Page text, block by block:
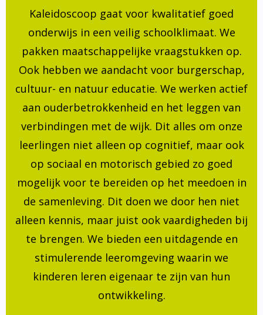
Kaleidoscoop gaat voor kwalitatief goed
onderwijs in een veilig schoolklimaat. We
pakken maatschappelijke vraagstukken op.
Ook hebben we aandacht voor burgerschap,
cultuur- en natuur educatie. We werken actief
aan ouderbetrokkenheid en het leggen van
verbindingen met de wijk. Dit alles om onze
leerlingen niet alleen op cognitief, maar ook
op sociaal en motorisch gebied zo goed
mogelijk voor te bereiden op het meedoen in
de samenleving. Dit doen we door hen niet
alleen kennis, maar juist ook vaardigheden bij
te brengen. We bieden een uitdagende en
stimulerende leeromgeving waarin we
kinderen leren eigenaar te zijn van hun
ontwikkeling.